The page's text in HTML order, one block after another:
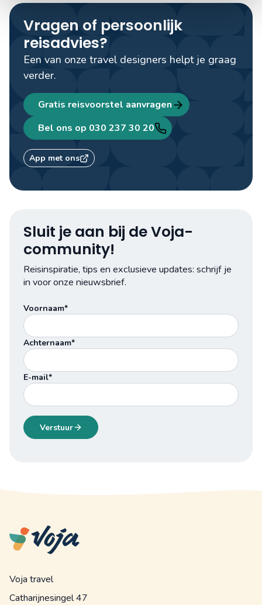
Vragen of persoonlijk
reisadvies?
Een van onze travel designers helpt je graag
verder.
Gratis reisvoorstel aanvragen
Bel ons op 030 237 30 20
App met ons
Sluit je aan bij de Voja-
community!
Reisinspiratie, tips en exclusieve updates: schrijf je
in voor onze nieuwsbrief.
Voornaam*
Achternaam*
E-mail*
Verstuur
Voja travel
Catharijnesingel 47